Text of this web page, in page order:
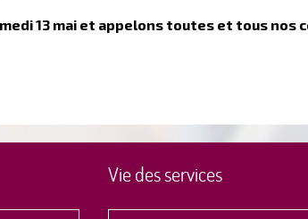
13 mai et appelons toutes et tous
Vie des services